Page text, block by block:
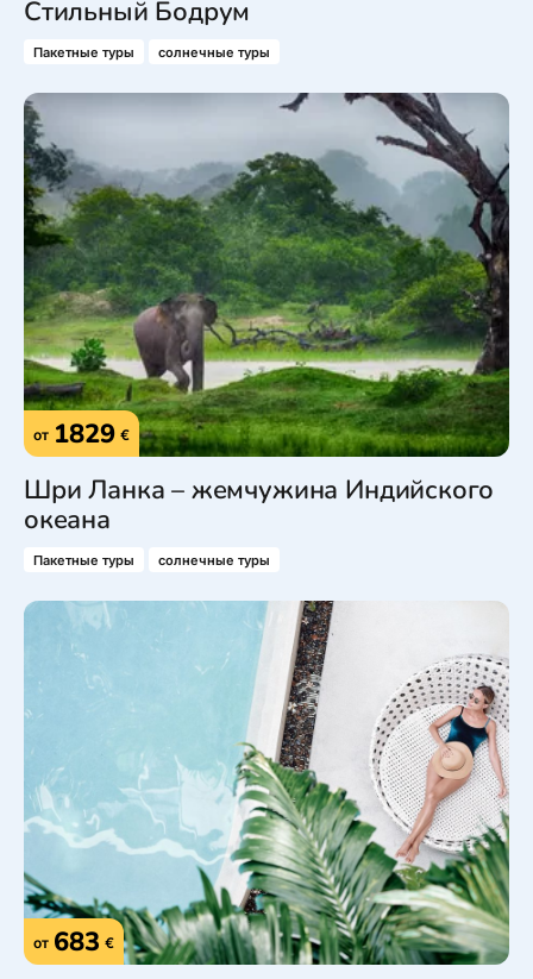
Стильный Бодрум
Пакетные туры солнечные туры
от 1829 €
Шри Ланка – жемчужина Индийского
океана
Пакетные туры солнечные туры
от 683 €